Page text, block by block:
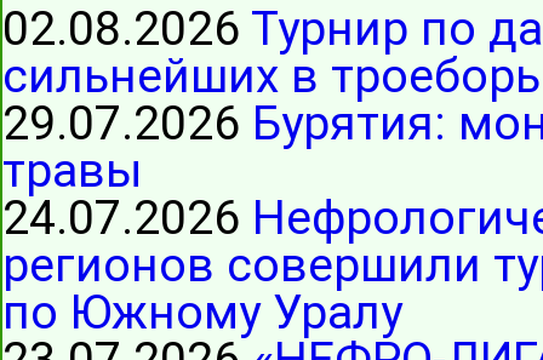
02.08.2026 Турнир по
сильнейших в
29.07.2026 Бурятия:
травы
24.07.2026
регионов совершили
по Южному Уралу